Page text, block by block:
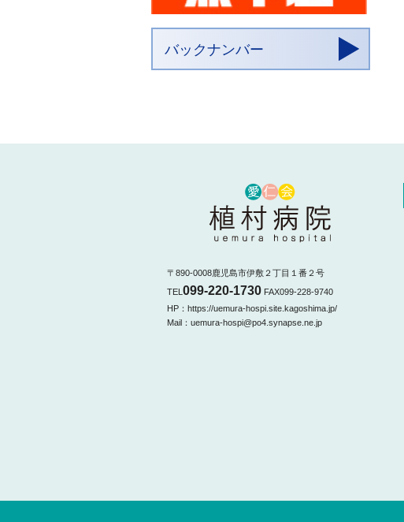
〒890-0008鹿児島市伊敷２丁目１番２号
TEL 099-220-1730 FAX099-228-9740
HP：https://uemura-hospi.site.kagoshima.jp/
Mail：uemura-hospi@po4.synapse.ne.jp